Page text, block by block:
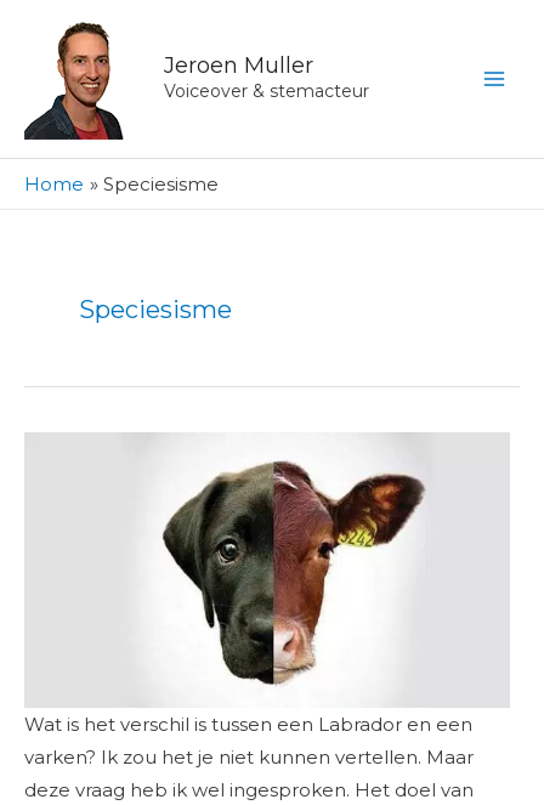
inhoud
Jeroen Muller
Voiceover & stemacteur
Home Speciesisme
Speciesisme
Wat is het verschil is tussen een Labrador en een
varken? Ik zou het je niet kunnen vertellen. Maar
deze vraag heb ik wel ingesproken. Het doel van
Wat
is
het
verschil
tussen